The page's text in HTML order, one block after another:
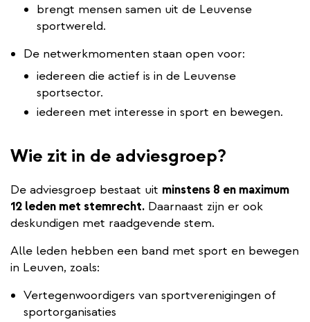
brengt mensen samen uit de Leuvense
sportwereld.
De netwerkmomenten staan open voor:
iedereen die actief is in de Leuvense
sportsector.
iedereen met interesse in sport en bewegen.
Wie zit in de adviesgroep?
De adviesgroep bestaat uit minstens 8 en maximum
12 leden met stemrecht. Daarnaast zijn er ook
deskundigen met raadgevende stem.
Alle leden hebben een band met sport en bewegen
in Leuven, zoals:
Vertegenwoordigers van sportverenigingen of
sportorganisaties